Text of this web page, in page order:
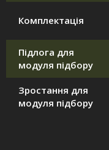
Комплектація
Підлога для
модуля підбору
Зростання для
модуля підбору